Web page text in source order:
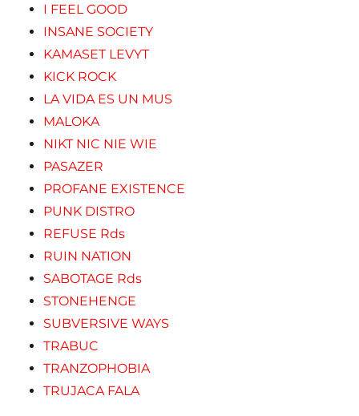
I FEEL GOOD
INSANE SOCIETY
KAMASET LEVYT
KICK ROCK
LA VIDA ES UN MUS
MALOKA
NIKT NIC NIE WIE
PASAZER
PROFANE EXISTENCE
PUNK DISTRO
REFUSE Rds
RUIN NATION
SABOTAGE Rds
STONEHENGE
SUBVERSIVE WAYS
TRABUC
TRANZOPHOBIA
TRUJACA FALA